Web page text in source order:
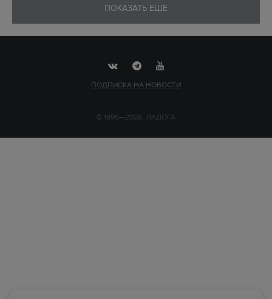
ПОКАЗАТЬ ЕЩЕ
ПОДПИСКА НА НОВОСТИ
© 1995—2026, ЛАДОГА